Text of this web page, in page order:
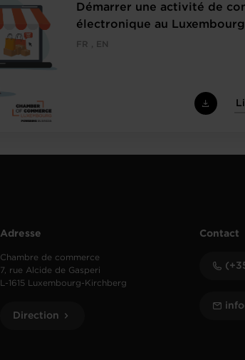
Démarrer une activité de
électronique au Luxembourg
FR , EN
Adresse
Chambre de commerce
7, rue Alcide de Gasperi
L-1615 Luxembourg-Kirchberg
Direction
Contact